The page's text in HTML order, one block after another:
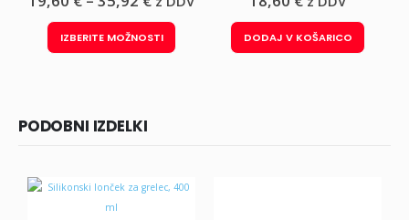
od
19,60 €
do
IZBERITE MOŽNOSTI DODAJ V KOŠARICO
PODOBNI IZDELKI